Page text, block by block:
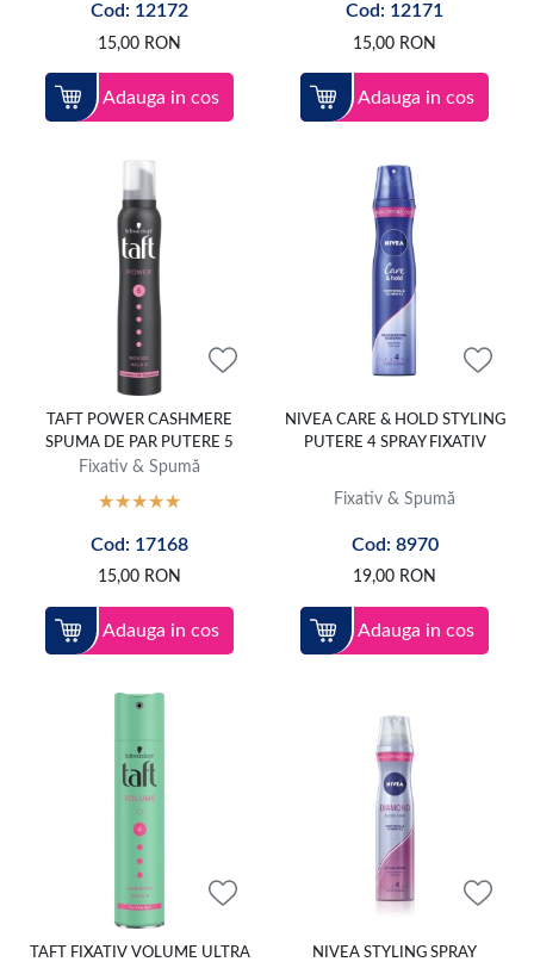
Cod: 12172
15,00 RON
Adauga in cos
Cod: 12171
15,00 RON
Adauga in cos
TAFT POWER CASHMERE
SPUMA DE PAR PUTERE 5
Fixativ & Spumă
Cod: 17168
15,00 RON
Adauga in cos
NIVEA CARE & HOLD STYLING
PUTERE 4 SPRAY FIXATIV
Fixativ & Spumă
Cod: 8970
19,00 RON
Adauga in cos
TAFT FIXATIV VOLUME ULTRA
NIVEA STYLING SPRAY